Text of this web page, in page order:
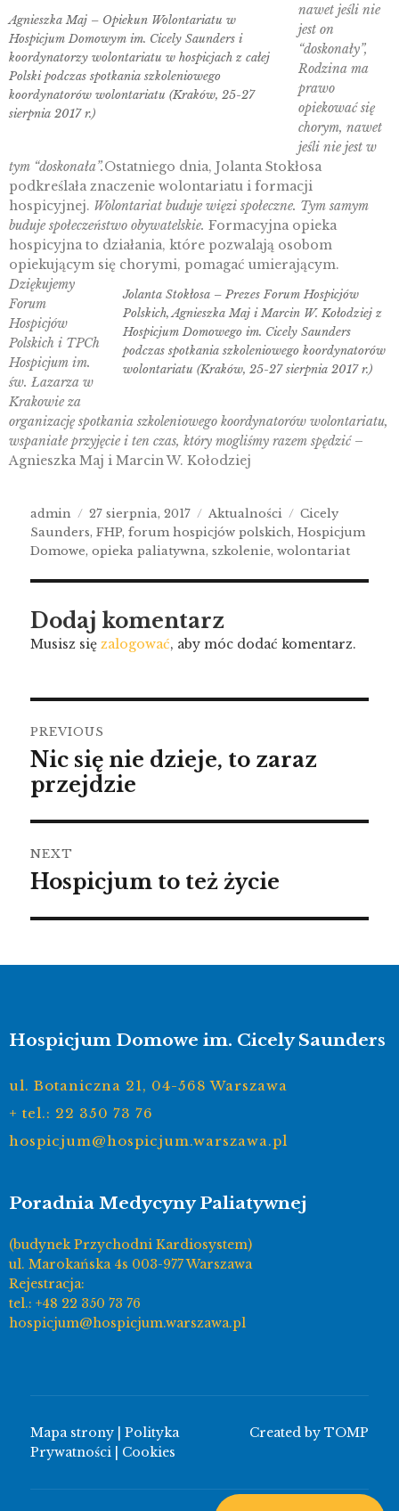
Agnieszka Maj – Opiekun Wolontariatu w
Hospicjum Domowym im. Cicely Saunders i
koordynatorzy wolontariatu w hospicjach z całej
Polski podczas spotkania szkoleniowego
koordynatorów wolontariatu (Kraków, 25-27
sierpnia 2017 r.)
nawet jeśli nie
jest on
“doskonały”,
Rodzina ma
prawo
opiekować się
chorym, nawet
jeśli nie jest w
tym “doskonała”.Ostatniego dnia, Jolanta Stokłosa
podkreślała znaczenie wolontariatu i formacji
hospicyjnej. Wolontariat buduje więzi społeczne. Tym samym
buduje społeczeństwo obywatelskie. Formacyjna opieka
hospicyjna to działania, które pozwalają osobom
opiekującym się chorymi, pomagać umierającym.
Jolanta Stokłosa – Prezes Forum Hospicjów
Polskich, Agnieszka Maj i Marcin W. Kołodziej z
Hospicjum Domowego im. Cicely Saunders
podczas spotkania szkoleniowego koordynatorów
wolontariatu (Kraków, 25-27 sierpnia 2017 r.)
Dziękujemy
Forum
Hospicjów
Polskich i TPCh
Hospicjum im.
św. Łazarza w
Krakowie za
organizację spotkania szkoleniowego koordynatorów wolontariatu,
wspaniałe przyjęcie i ten czas, który mogliśmy razem spędzić–
Agnieszka Maj i Marcin W. Kołodziej
admin 27 sierpnia, 2017 Aktualności
Cicely
Saunders,FHP,forum hospicjów polskich,Hospicjum
Domowe,opieka paliatywna,szkolenie,wolontariat
Dodaj komentarz
Musisz się zalogować, aby móc dodać komentarz.
PREVIOUS
Nic się nie dzieje, to zaraz
przejdzie
NEXT
Hospicjum to też życie
Hospicjum Domowe im. Cicely Saunders
ul. Botaniczna 21, 04-568 Warszawa
+ tel.: 22 350 73 76
hospicjum@hospicjum.warszawa.pl
Poradnia Medycyny Paliatywnej
(budynek Przychodni Kardiosystem)
ul. Marokańska 4s 003-977 Warszawa
Rejestracja:
tel.: +48 22 350 73 76
hospicjum@hospicjum.warszawa.pl
Mapa strony |Polityka
Prywatności
Cookies
Created by TOMP